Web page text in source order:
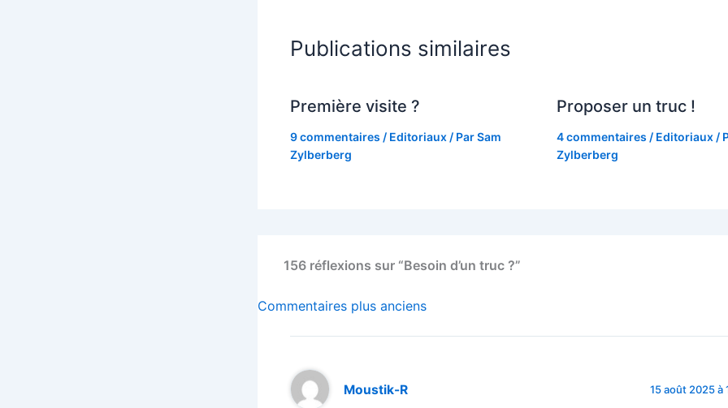
Publications similaires
Première visite ?
9 commentaires / Editoriaux/ ParSam
Zylberberg
Proposer un truc !
4 commentaires / Editoriaux/
Zylberberg
156 réflexions sur “Besoin d’un truc ?”
Commentaires
Commentaires plus anciens
Moustik-R 15 août 2025 à